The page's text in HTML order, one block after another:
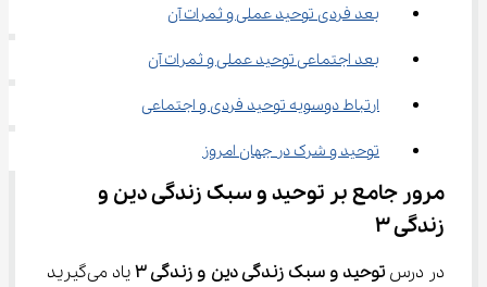
بعد فردی توحید عملی و ثمرات آن
بعد اجتماعی توحید عملی و ثمرات آن
ارتباط دوسویه توحید فردی و اجتماعی
توحید و شرک در جهان امروز
مرور جامع بر توحید و سبک زندگی دین و
زندگی ۳
در درس توحید و سبک زندگی دین و زندگی ۳
یاد می‌گیرید